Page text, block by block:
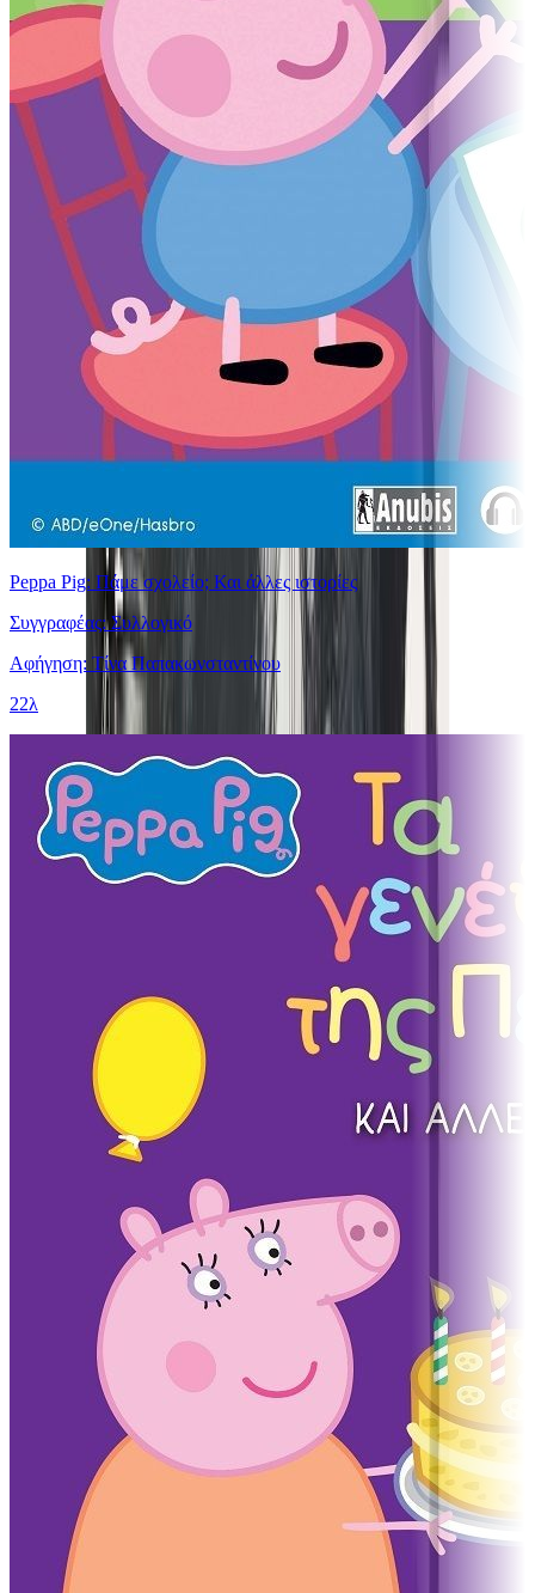
Peppa Pig: Πάμε σχολείο; Και άλλες ιστορίες
Συγγραφέας: Συλλογικό
Αφήγηση: Τίνα Παπακωνσταντίνου
22λ